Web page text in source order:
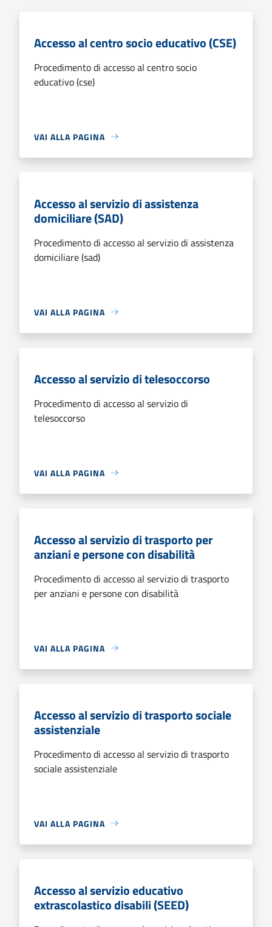
Accesso al centro socio educativo (CSE)
Procedimento di accesso al centro socio
educativo (cse)
VAI ALLA PAGINA
Accesso al servizio di assistenza
domiciliare (SAD)
Procedimento di accesso al servizio di assistenza
domiciliare (sad)
VAI ALLA PAGINA
Accesso al servizio di telesoccorso
Procedimento di accesso al servizio di
telesoccorso
VAI ALLA PAGINA
Accesso al servizio di trasporto per
anziani e persone con disabilità
Procedimento di accesso al servizio di trasporto
per anziani e persone con disabilità
VAI ALLA PAGINA
Accesso al servizio di trasporto sociale
assistenziale
Procedimento di accesso al servizio di trasporto
sociale assistenziale
VAI ALLA PAGINA
Accesso al servizio educativo
extrascolastico disabili (SEED)